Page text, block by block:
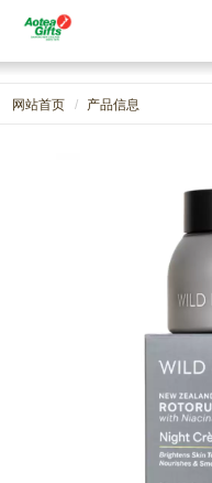
网站首页 产品信息